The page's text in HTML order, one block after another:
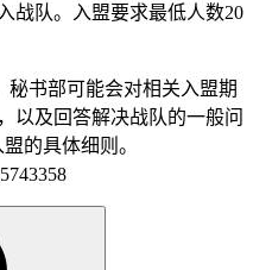
战队。入盟要求最低人数20
秘书部可能会对相关入盟期
以及回答解决战队的一般问
的具体细则。